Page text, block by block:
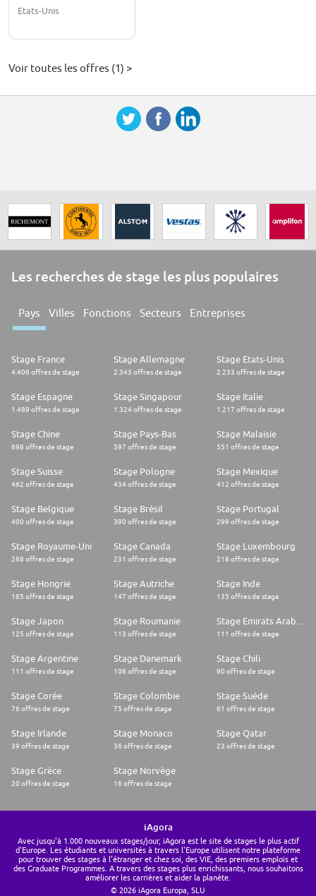
Etats-Unis
Voir toutes les offres (1) >
Les recherches de stage les plus populaires
Pays Villes Fonctions Secteurs Entreprises
Stage France
4.406 offres de stage
Stage Allemagne
2.343 offres de stage
Stage Etats-Unis
2.233 offres de stage
Stage Espagne
1.489 offres de stage
Stage Singapour
1.324 offres de stage
Stage Italie
1.217 offres de stage
Stage Chine
698 offres de stage
Stage Pays-Bas
597 offres de stage
Stage Malaisie
551 offres de stage
Stage Suisse
462 offres de stage
Stage Pologne
434 offres de stage
Stage Mexique
412 offres de stage
Stage Belgique
400 offres de stage
Stage Brésil
390 offres de stage
Stage Portugal
299 offres de stage
Stage Royaume-Uni
268 offres de stage
Stage Canada
231 offres de stage
Stage Luxembourg
218 offres de stage
Stage Hongrie
185 offres de stage
Stage Autriche
147 offres de stage
Stage Inde
135 offres de stage
Stage Japon
125 offres de stage
Stage Roumanie
113 offres de stage 111 offres de stage
Stage Argentine
111 offres de stage
Stage Danemark
106 offres de stage
Stage Chili
90 offres de stage
Stage Corée
76 offres de stage
Stage Colombie
75 offres de stage
Stage Suède
61 offres de stage
Stage Irlande
39 offres de stage
Stage Monaco
36 offres de stage
Stage Qatar
23 offres de stage
Stage Grèce
20 offres de stage
Stage Norvège
16 offres de stage
iAgora
Avec jusqu'à 1.000 nouveaux stages/jour, iAgora est le site de stages le plus actif
d'Europe. Les étudiants et universités à travers l'Europe utilisent notre plateforme
pour trouver des stages à l'étranger et chez soi, des VIE, des premiers emplois et
des Graduate Programmes. A travers des stages plus enrichissants, nous souhaitons
améliorer les carrières et aider la planète.
© 2026 iAgora Europa, SLU